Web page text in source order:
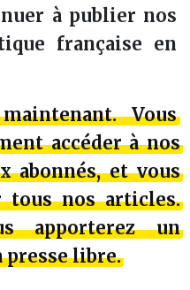
à publier nos
française en
Vous
accéder à nos
abonnés, et vous
tous nos articles.
apporterezun
presse libre.